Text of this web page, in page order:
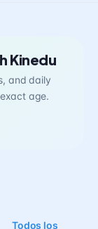
Kinedu
and daily
age.
Todos los